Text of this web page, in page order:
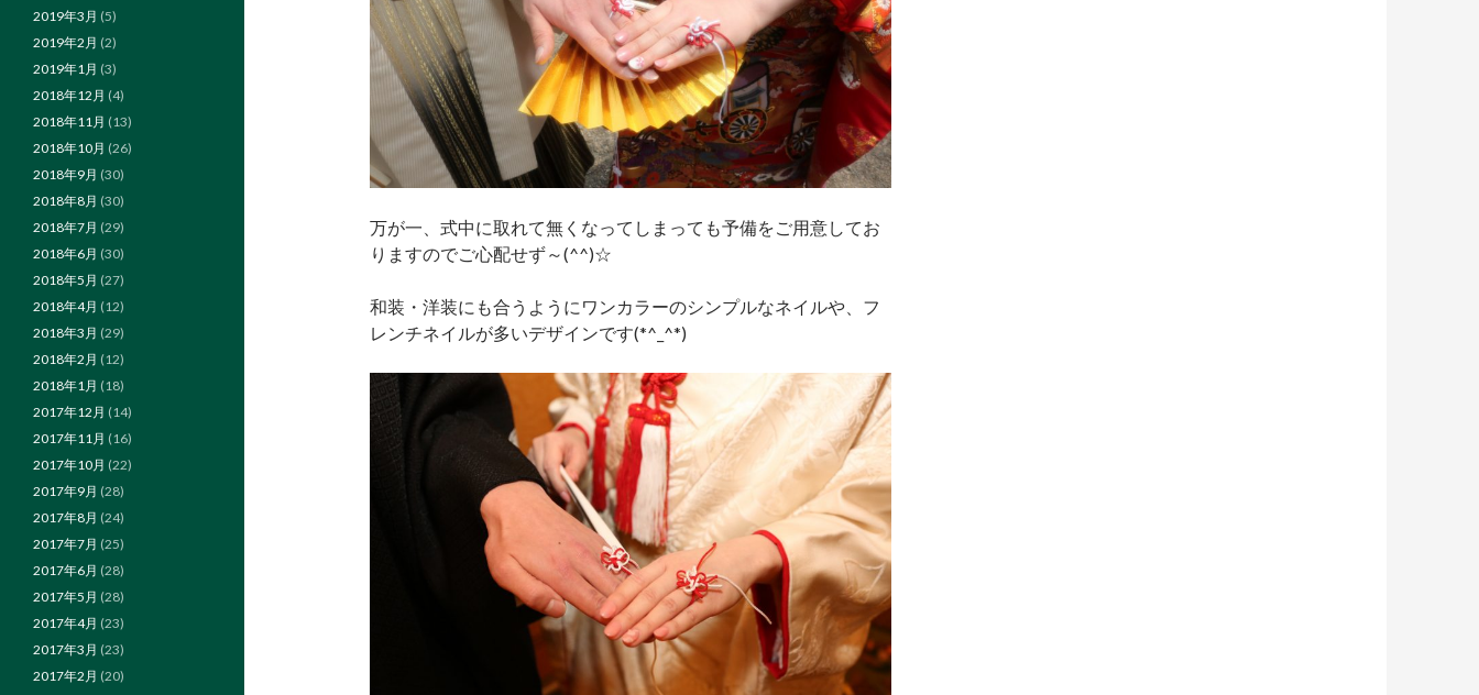
万が一、式中に取れて無くなってしまっても予備をご用意してお
りますのでご心配せず～(^^)☆
和装・洋装にも合うようにワンカラーのシンプルなネイルや、フ
レンチネイルが多いデザインです(*^_^*)
2019年3月 (5)
2019年2月 (2)
2019年1月 (3)
2018年12月 (4)
2018年11月 (13)
2018年10月 (26)
2018年9月 (30)
2018年8月 (30)
2018年7月 (29)
2018年6月 (30)
2018年5月 (27)
2018年4月 (12)
2018年3月 (29)
2018年2月 (12)
2018年1月 (18)
2017年12月 (14)
2017年11月 (16)
2017年10月 (22)
2017年9月 (28)
2017年8月 (24)
2017年7月 (25)
2017年6月 (28)
2017年5月 (28)
2017年4月 (23)
2017年3月 (23)
2017年2月 (20)